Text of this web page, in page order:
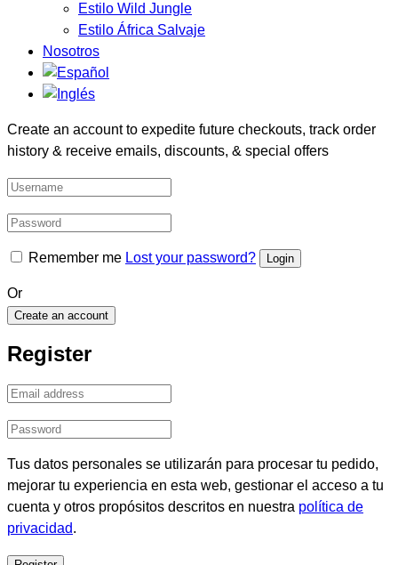
Estilo Wild Jungle
Estilo África Salvaje
Nosotros
Create an account to expedite future checkouts, track order
history & receive emails, discounts, & special offers
Remember me Lost your password?
Or
Create an account
Register
Tus datos personales se utilizarán para procesar tu pedido,
mejorar tu experiencia en esta web, gestionar el acceso a tu
cuenta y otros propósitos descritos en nuestra política de
privacidad.